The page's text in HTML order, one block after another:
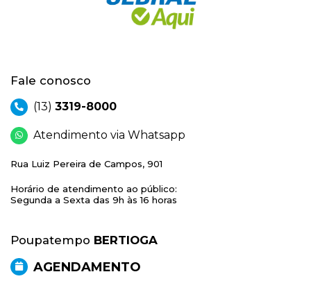
Fale conosco
(13) 3319-8000
Atendimento via Whatsapp
Rua Luiz Pereira de Campos, 901
Horário de atendimento ao público:
Segunda a Sexta das 9h às 16 horas
Poupatempo BERTIOGA
AGENDAMENTO